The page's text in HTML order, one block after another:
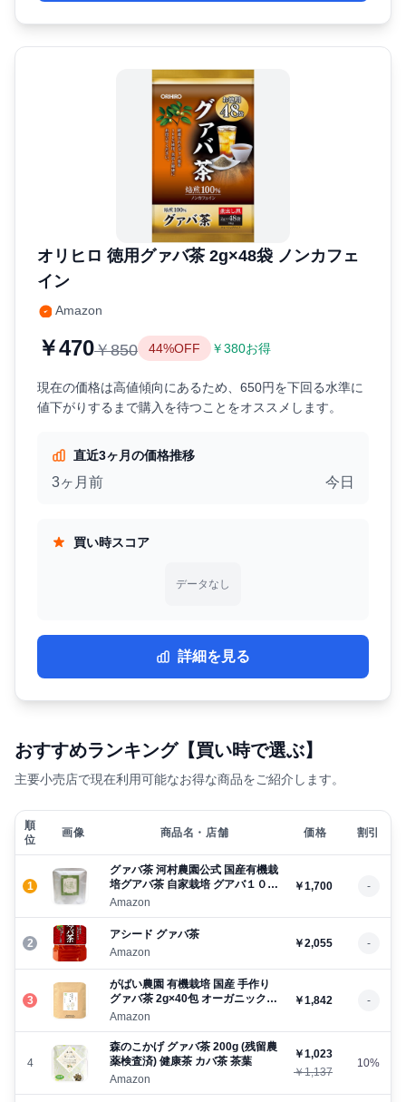
オリヒロ 徳用グァバ茶 2g×48袋 ノンカフェ
イン
Amazon
￥470￥850 44%OFF ￥380お得
現在の価格は高値傾向にあるため、650円を下回る水準に
値下がりするまで購入を待つことをオススメします。
直近3ヶ月の価格推移
3ヶ月前 今日
買い時スコア
データなし
詳細を見る
おすすめランキング【買い時で選ぶ】
主要小売店で現在利用可能なお得な商品をご紹介します。
順
位
画像 商品名・店舗 価格 割引
1
グァバ茶 河村農園公式 国産有機栽
培グアバ茶 自家栽培 グアバ１０
０％ ノンカフェイン ３．０g＊３
Amazon
￥1,700 -
2
アシード グァバ茶
Amazon
￥2,055 -
3
がばい農園 有機栽培 国産 手作り
グァバ茶 2g×40包 オーガニック
お茶 ノンカフェイン 健康茶 ティ
Amazon
￥1,842 -
4
森のこかげ グァバ茶 200g (残留農
薬検査済) 健康茶 カバ茶 茶葉
Amazon
￥1,023
￥1,137
10%